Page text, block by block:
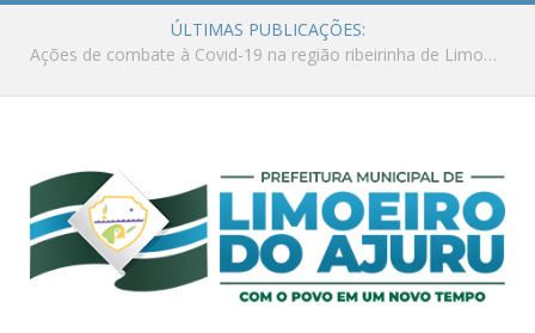
ÚLTIMAS PUBLICAÇÕES:
Ações de combate à Covid-19 na região ribeirinha de Limoeiro do Ajuru continuam